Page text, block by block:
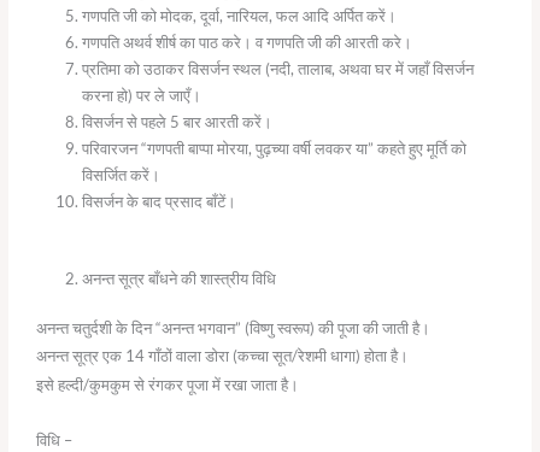
गणपति जी को मोदक, दूर्वा, नारियल, फल आदि अर्पित करें।
गणपति अथर्व शीर्ष का पाठ करे। व गणपति जी की आरती करे।
प्रतिमा को उठाकर विसर्जन स्थल (नदी, तालाब, अथवा घर में जहाँ विसर्जन
करना हो) पर ले जाएँ।
विसर्जन से पहले 5 बार आरती करें।
परिवारजन “गणपती बाप्पा मोरया, पुढ़च्या वर्षी लवकर या” कहते हुए मूर्ति को
विसर्जित करें।
विसर्जन के बाद प्रसाद बाँटें।
अनन्त सूत्र बाँधने की शास्त्रीय विधि
अनन्त चतुर्दशी के दिन “अनन्त भगवान” (विष्णु स्वरूप) की पूजा की जाती है।
अनन्त सूत्र एक 14 गाँठों वाला डोरा (कच्चा सूत/रेशमी धागा) होता है।
इसे हल्दी/कुमकुम से रंगकर पूजा में रखा जाता है।
विधि –